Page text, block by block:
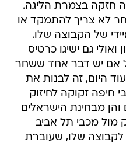
חזקה בצמרת הליגה.
לא צריך להתמקד או
של הקבוצה שלו.
ואולי גם ישיגו כרטיס
אם יש דבר אחד ששחר
היום, זה לבנות את
חיפה זקוקה לחיזוק
מבחינת הישראלים
מכבי תל אביב
לקבוצה שלו, שעוברת